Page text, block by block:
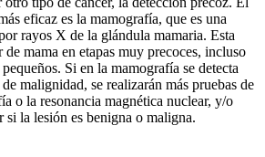
eficaz es la mamografía, que es una
rayos X de la glándula mamaria. Esta
de mama en etapas muy precoces, incluso
Si en la mamografía se detecta
malignidad, se realizarán más pruebas de
o la resonancia magnética nuclear, y/o
si la lesión es benigna o maligna.